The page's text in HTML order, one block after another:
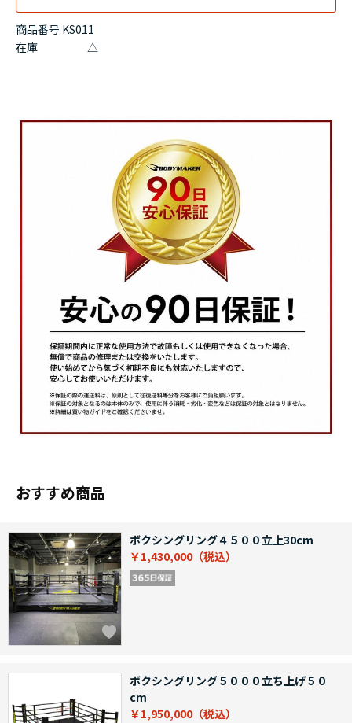
商品番号 KS011
在庫 △
おすすめ商品
ボクシングリング４５００立上30cm
￥1,430,000
ボクシングリング５０００立ち上げ５０
cm
￥1,950,000